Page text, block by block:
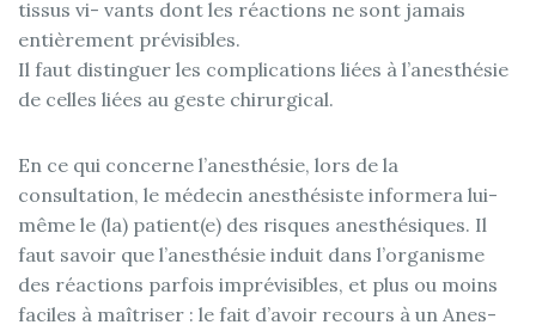
tissus vi- vants dont les réactions ne sont jamais
entièrement prévisibles.
Il faut distinguer les complications liées à l’anesthésie
de celles liées au geste chirurgical.
En ce qui concerne l’anesthésie, lors de la
consultation, le médecin anesthésiste informera lui-
même le (la) patient(e) des risques anesthésiques. Il
faut savoir que l’anesthésie induit dans l’organisme
des réactions parfois imprévisibles, et plus ou moins
faciles à maîtriser : le fait d’avoir recours à un Anes-